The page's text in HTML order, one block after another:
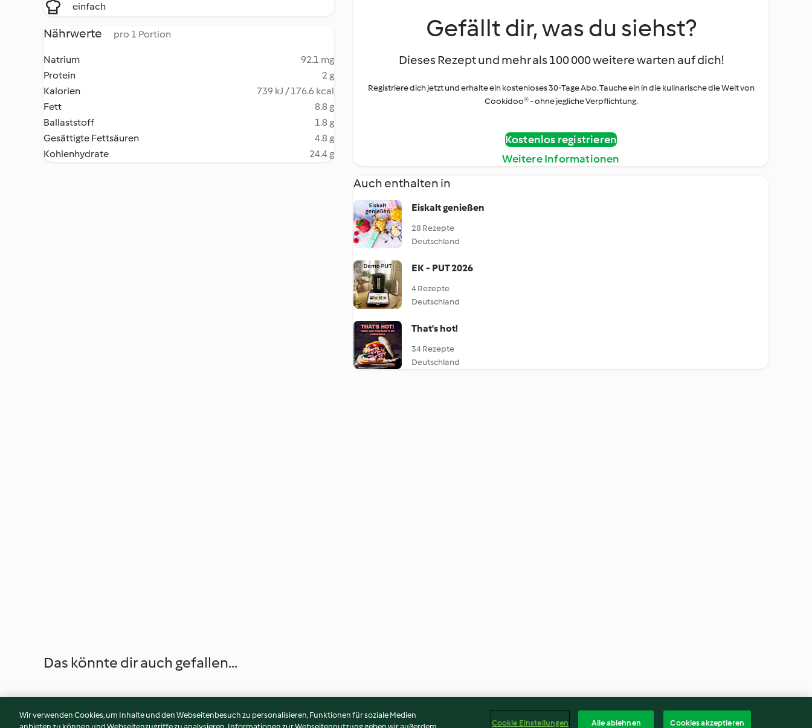
einfach
Nährwerte pro 1 Portion
Natrium
92.1 mg
Protein
2 g
Kalorien
739 kJ / 176.6 kcal
Fett
8.8 g
Ballaststoff
1.8 g
Gesättigte Fettsäuren
4.8 g
Kohlenhydrate
24.4 g
Gefällt dir, was du siehst?
Dieses Rezept und mehr als 100 000 weitere warten auf dich!
Registriere dich jetzt und erhalte ein kostenloses 30-Tage Abo. Tauche ein in die kulinarische die Welt von
Cookidoo® - ohne jegliche Verpflichtung.
Kostenlos registrieren
Weitere Informationen
Auch enthalten in
Eiskalt genießen
28 Rezepte
Deutschland
EK - PUT 2026
4 Rezepte
Deutschland
That's hot!
34 Rezepte
Deutschland
Das könnte dir auch gefallen...
Wir verwenden Cookies, um Inhalte und den Webseitenbesuch zu personalisieren, Funktionen für soziale Medien
Cookie Einstellungen Alle ablehnen Cookies akzeptieren